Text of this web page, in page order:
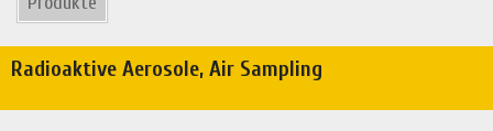
Radioaktive Aerosole, Air Sampling